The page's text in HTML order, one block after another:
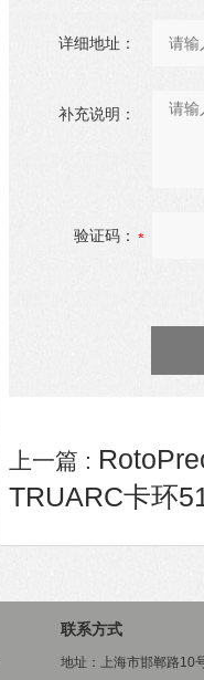
详细地址：
补充说明：
验证码：
上一篇 :
TRUARC卡环
联系方式
地址：上海市邯郸路10